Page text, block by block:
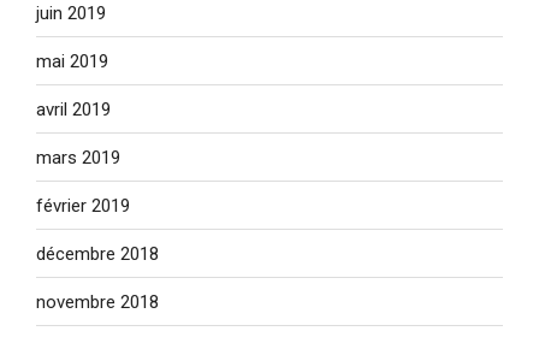
juin 2019
mai 2019
avril 2019
mars 2019
février 2019
décembre 2018
novembre 2018